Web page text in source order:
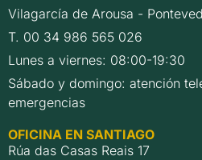
Vilagarcía de Arousa -
T. 00 34 986 565 026
Lunes a viernes: 08:00-19:30
Sábado y domingo: atención
emergencias
OFICINA EN SANTIAGO
Rúa das Casas Reais 17